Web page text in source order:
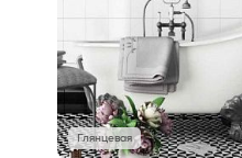
Глянцевая